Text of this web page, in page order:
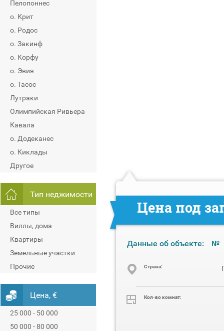
Пелопоннес
о. Крит
о. Родос
о. Закинф
о. Корфу
о. Эвия
о. Тасос
Лутраки
Олимпийская Ривьера
Кавала
о. Додеканес
о. Киклады
Другое
Тип неджимости
Все типы
Виллы, дома
Квартиры
Земельные участки
Прочие
Цена, €
25 000 - 50 000
50 000 - 80 000
Цена под
Данные об объекте: №
Cтрана:
Кол-во комнат: